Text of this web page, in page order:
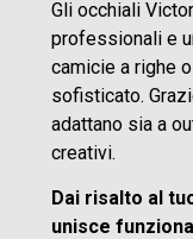
Gli occhiali
professionali e
camicie a righe
sofisticato.
adattano sia a
creativi.
Dai risalto al
unisce